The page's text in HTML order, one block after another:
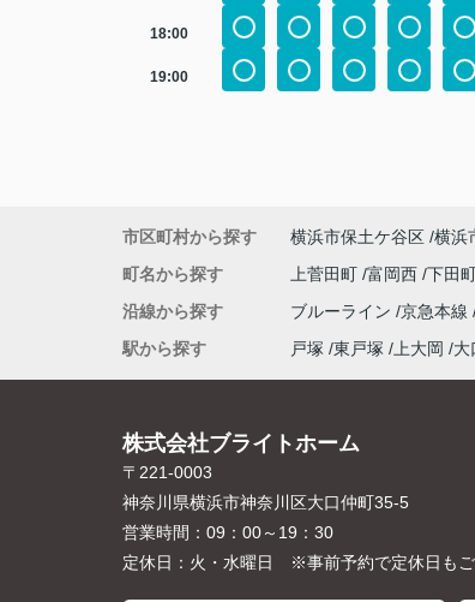
18:00
19:00
市区町村から探す 横浜市保土ケ谷区 横浜
町名から探す
上菅田町 富岡西 下田
沿線から探す
ブルーライン 京急本線
駅から探す
戸塚 東戸塚 上大岡 大
株式会社ブライトホーム
〒221-0003
神奈川県横浜市神奈川区大口仲町35-5
営業時間： 09：00～19：30
定休日： 火・水曜日 ※事前予約で定休日もご